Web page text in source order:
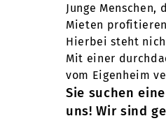
Junge
Mieten
Hierbei steht
Mit einer
vom Eigenheim
Sie suchen
uns! Wir sind